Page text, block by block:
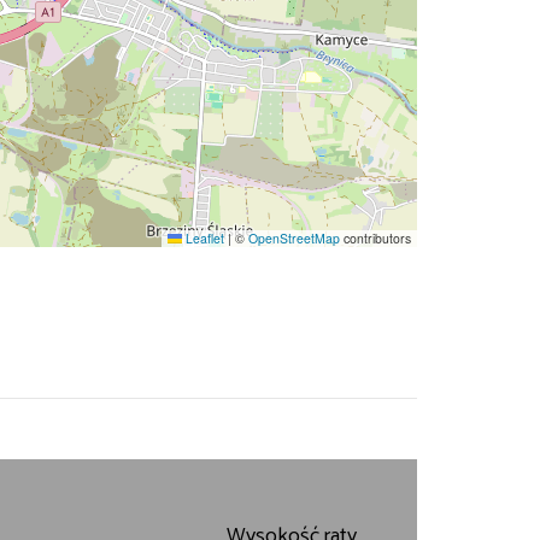
Leaflet |©OpenStreetMap contributors